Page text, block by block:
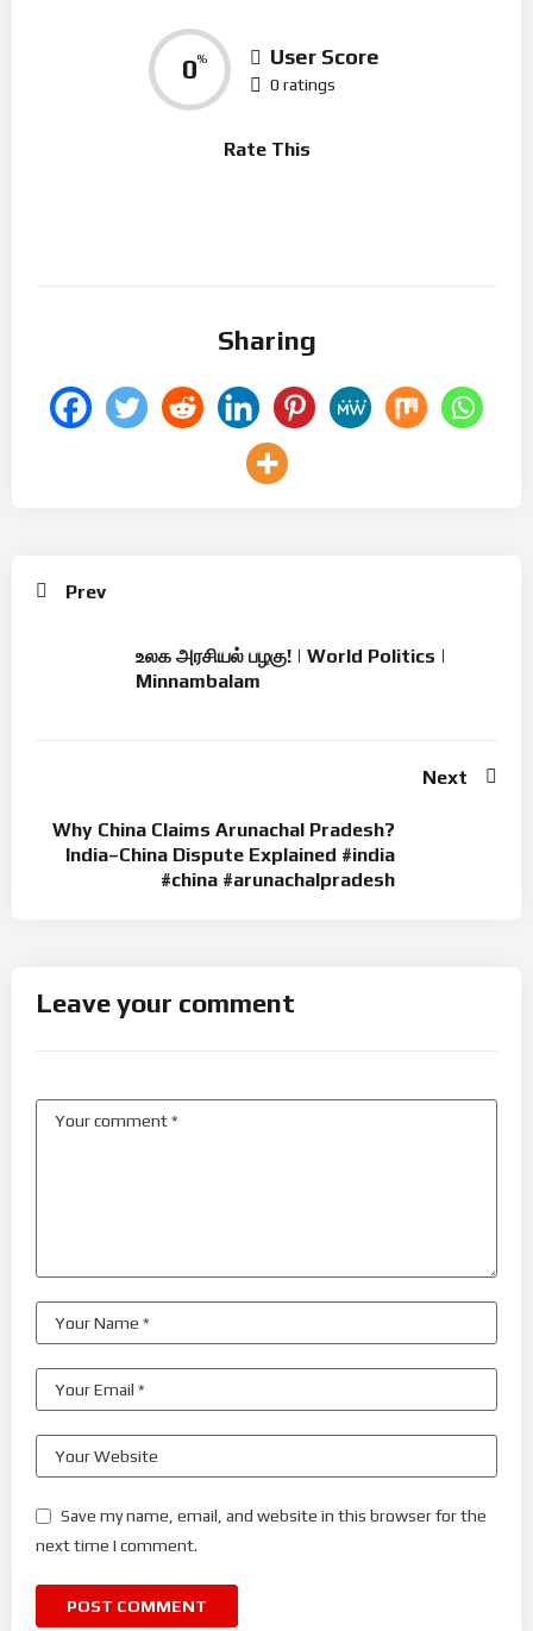
0% User Score
0 ratings
Rate This
Sharing
Prev
உலக அரசியல் பழகு! | World Politics |
Minnambalam
Next
Why China Claims Arunachal Pradesh?
India–China Dispute Explained #india
#china #arunachalpradesh
Leave your comment
Save my name, email, and website in this browser for the
next time I comment.